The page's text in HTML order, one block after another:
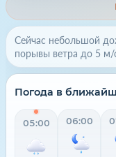
Сейчас небольшой
порывы ветра до 5 м/
Погода в
05:00 06:00